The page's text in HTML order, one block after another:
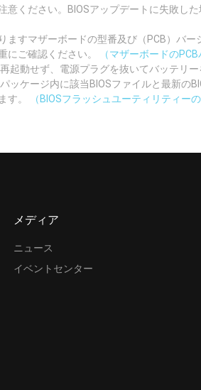
意ください。BIOSアップデートに失敗し
ますマザーボードの型番及び（PCB）バ
にご確認ください。
（マザーボードの
起動せず、電源プラグを抜いてバッテリー
ッケージ内に該当BIOSファイルと最新
す。
（BIOSフラッシュユーティリティーの
メディア
ニュース
イベントセンター